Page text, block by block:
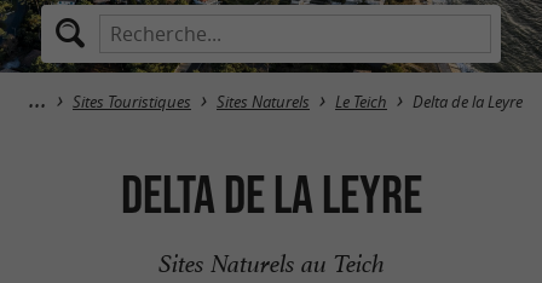
Sites Touristiques Sites Naturels Le Teich Delta de la Leyre
Delta de la Leyre
Sites Naturels au Teich